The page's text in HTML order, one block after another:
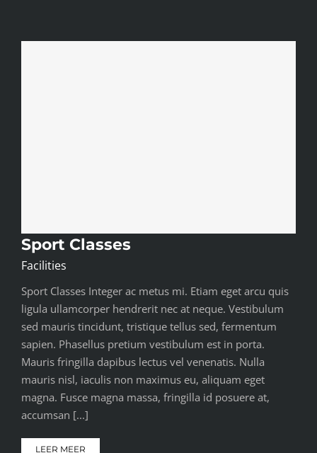
Sport Classes
Facilities
Sport Classes Integer ac metus mi. Etiam eget arcu quis
ligula ullamcorper hendrerit nec at neque. Vestibulum
sed mauris tincidunt, tristique tellus sed, fermentum
sapien. Phasellus pretium vestibulum est in porta.
Mauris fringilla dapibus lectus vel venenatis. Nulla
mauris nisl, iaculis non maximus eu, aliquam eget
magna. Fusce magna massa, fringilla id posuere at,
accumsan [...]
LEER MEER